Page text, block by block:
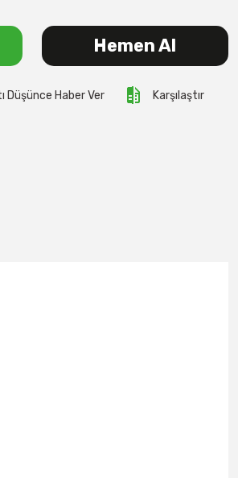
Hemen Al
Düşünce Haber Ver Karşılaştır